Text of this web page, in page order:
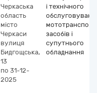
Черкаська
область
місто
Черкаси
вулиця
Бидгощська,
13
по 31-12-
2025
і технічного
засобів і
супутнього
обладнання